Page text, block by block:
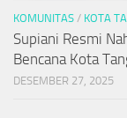
KOMUNITAS / KOTA
Supiani Resmi
Bencana Kota
DESEMBER 27, 2025